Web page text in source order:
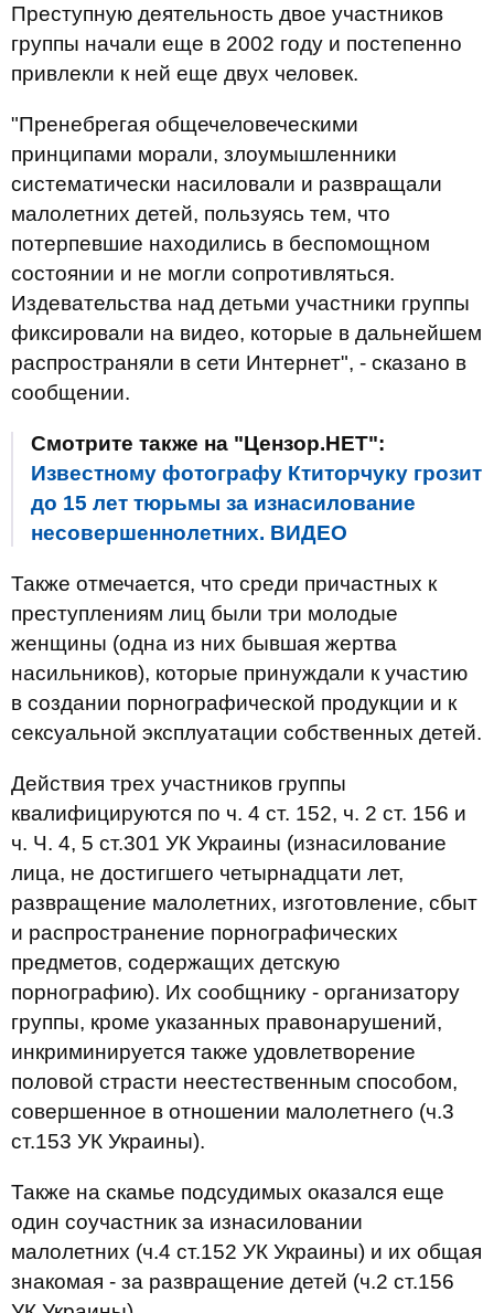
Преступную деятельность двое участников
группы начали еще в 2002 году и постепенно
привлекли к ней еще двух человек.
"Пренебрегая общечеловеческими
принципами морали, злоумышленники
систематически насиловали и развращали
малолетних детей, пользуясь тем, что
потерпевшие находились в беспомощном
состоянии и не могли сопротивляться.
Издевательства над детьми участники группы
фиксировали на видео, которые в дальнейшем
распространяли в сети Интернет", - сказано в
сообщении.
Смотрите также на "Цензор.НЕТ":
Известному фотографу Ктиторчуку грозит
до 15 лет тюрьмы за изнасилование
несовершеннолетних. ВИДЕО
Также отмечается, что среди причастных к
преступлениям лиц были три молодые
женщины (одна из них бывшая жертва
насильников), которые принуждали к участию
в создании порнографической продукции и к
сексуальной эксплуатации собственных детей.
Действия трех участников группы
квалифицируются по ч. 4 ст. 152, ч. 2 ст. 156 и
ч. Ч. 4, 5 ст.301 УК Украины (изнасилование
лица, не достигшего четырнадцати лет,
развращение малолетних, изготовление, сбыт
и распространение порнографических
предметов, содержащих детскую
порнографию). Их сообщнику - организатору
группы, кроме указанных правонарушений,
инкриминируется также удовлетворение
половой страсти неестественным способом,
совершенное в отношении малолетнего (ч.3
ст.153 УК Украины).
Также на скамье подсудимых оказался еще
один соучастник за изнасиловании
малолетних (ч.4 ст.152 УК Украины) и их общая
знакомая - за развращение детей (ч.2 ст.156